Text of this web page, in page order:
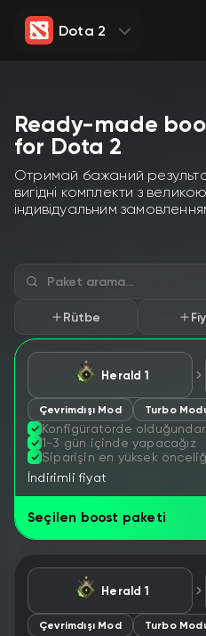
Dota 2
Ready-made
for Dota 2
Отримай бажаний
вигідні комплекти з
індивідуальним
Rütbe
Herald 1
Çevrimdışı Mod Turbo
Konfigüratörde
1-3 gün içinde yapacağız
Siparişin en yüksek
İndirimli fiyat
Seçilen boost paketi
Herald 1
Çevrimdışı Mod Turbo